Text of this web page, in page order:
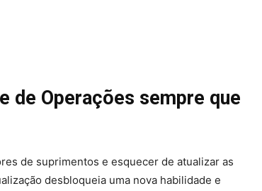
de Operações sempre que
de suprimentos e esquecer de atualizar as
desbloqueia uma nova habilidade e